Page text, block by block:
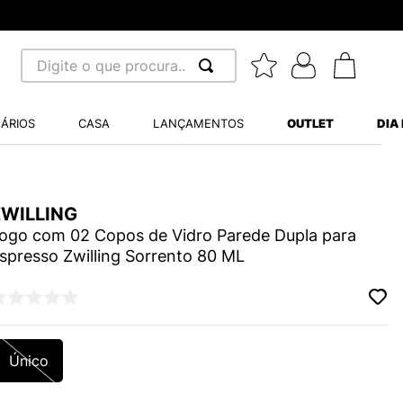
Digite o que procura...
CASA LANÇAMENTOS OUTLET DIA
com 02 Copos de Vidro Parede Dupla para
Zwilling Sorrento 80 ML
Único
BALANCE 530
WHITE
VANS ULTRARANGE